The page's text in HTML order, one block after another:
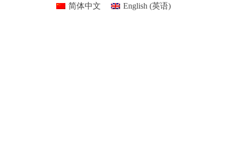
简体中文 English (英语)